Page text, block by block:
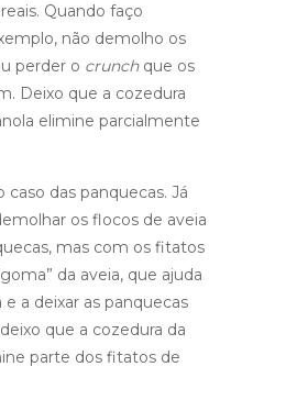
Quando faço
não demolho os
perder o crunchque os
Deixo que a cozedura
elimine parcialmente
das panquecas. Já
os flocos de aveia
mas com os fitatos
da aveia, que ajuda
e a deixar as panquecas
que a cozedura da
parte dos fitatos de